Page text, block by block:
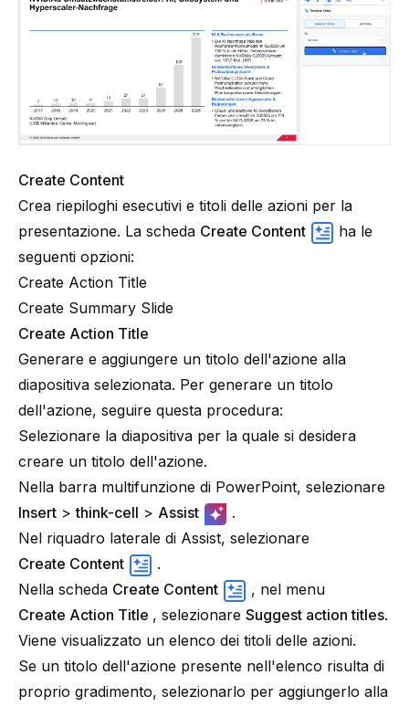
Create Content
Crea riepiloghi esecutivi e titoli delle azioni per la
presentazione. La scheda Create Content
ha le
seguenti opzioni:
Create Action Title
Create Summary Slide
Create Action Title
Generare e aggiungere un titolo dell'azione alla
diapositiva selezionata. Per generare un titolo
dell'azione, seguire questa procedura:
Selezionare la diapositiva per la quale si desidera
creare un titolo dell'azione.
Nella barra multifunzione di PowerPoint, selezionare
Insert >think-cell > Assist
.
Nel riquadro laterale di Assist, selezionare
Create Content
.
Nella scheda Create Content
, nel menu
Create Action Title , selezionare Suggest action titles.
Viene visualizzato un elenco dei titoli delle azioni.
Se un titolo dell'azione presente nell'elenco risulta di
proprio gradimento, selezionarlo per aggiungerlo alla